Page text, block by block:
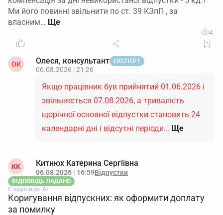
Ми його повинні звільнити по ст. 39 КЗпП , за
власним…
4
ОК Олеся, консультант ЕКСПЕРТ
06.08.2026 | 21:26
Якщо працівник був прийнятий 01.06.2026 і
звільняється 07.08.2026, а тривалість
щорічної основної відпустки становить 24
календарні дні і відсутні періоди… Ще
КК Китнюх Катерина Сергіївна
06.08.2026 | 16:59Відпустки
ВІДПОВІДЬ НАДАНО
Є відповідь АІ
Коригування відпускних: як оформити доплату
за помилку